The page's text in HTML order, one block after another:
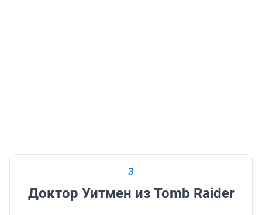
3
Доктор Уитмен из Tomb Raider